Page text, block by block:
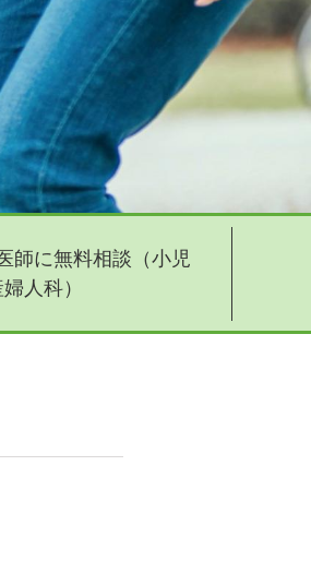
師に無料相談（小児
人科）